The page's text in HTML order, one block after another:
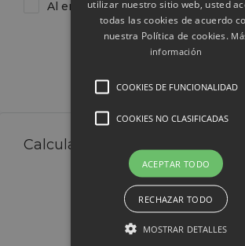
Al enviar este formulario acepto
Enviar una solicitud de
Calculadora Hipotecaria
utilizar nuestro sitio web, usted
todas las cookies de acuerdo
nuestra Política de cookies.
información
COOKIES DE FUNCIONALIDAD
COOKIES NO CLASIFICADAS
ACEPTAR TODO
RECHAZAR TODO
MOSTRAR DETALLES